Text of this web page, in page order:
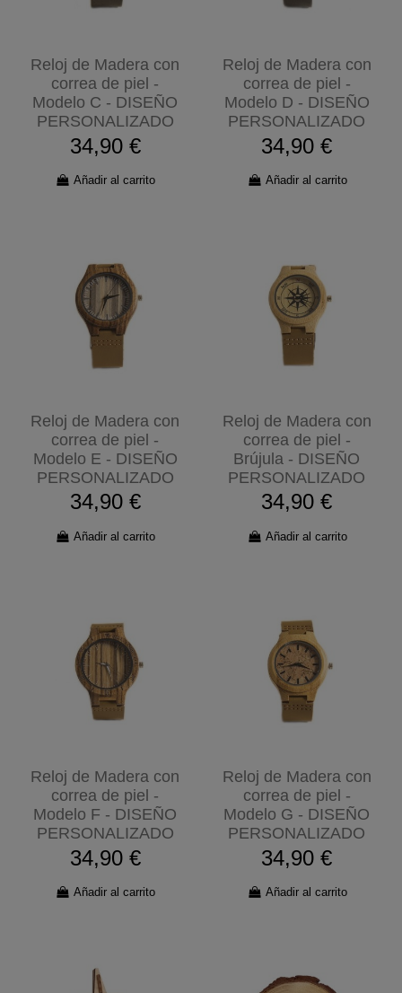
Reloj de Madera con
correa de piel -
Modelo C - DISEÑO
PERSONALIZADO
34,90 €
Añadir al carrito
Reloj de Madera con
correa de piel -
Modelo D - DISEÑO
PERSONALIZADO
34,90 €
Añadir al carrito
Reloj de Madera con
correa de piel -
Modelo E - DISEÑO
PERSONALIZADO
34,90 €
Añadir al carrito
Reloj de Madera con
correa de piel -
Brújula - DISEÑO
PERSONALIZADO
34,90 €
Añadir al carrito
Reloj de Madera con
correa de piel -
Modelo F - DISEÑO
PERSONALIZADO
34,90 €
Añadir al carrito
Reloj de Madera con
correa de piel -
Modelo G - DISEÑO
PERSONALIZADO
34,90 €
Añadir al carrito